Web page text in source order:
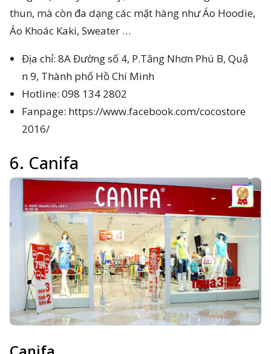
thun, mà còn đa dạng các mặt hàng như Áo Hoodie,
Áo Khoác Kaki, Sweater …
Địa chỉ: 8A Đường số 4, P.Tăng Nhơn Phú B, Quậ
n 9, Thành phố Hồ Chí Minh
Hotline: 098 134 2802
Fanpage: https://www.facebook.com/cocostore
2016/
6. Canifa